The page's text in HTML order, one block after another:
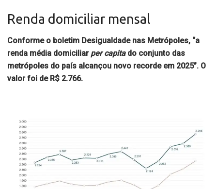
Renda domiciliar mensal
Conforme o boletim Desigualdade nas Metrópoles, “a
renda média domiciliar per capitado conjunto das
metrópoles do país alcançou novo recorde em 2025”. O
valor foi de R$ 2.766.